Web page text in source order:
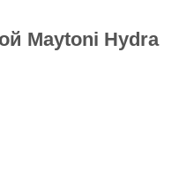
Maytoni Hydra
Maytoni Hydra